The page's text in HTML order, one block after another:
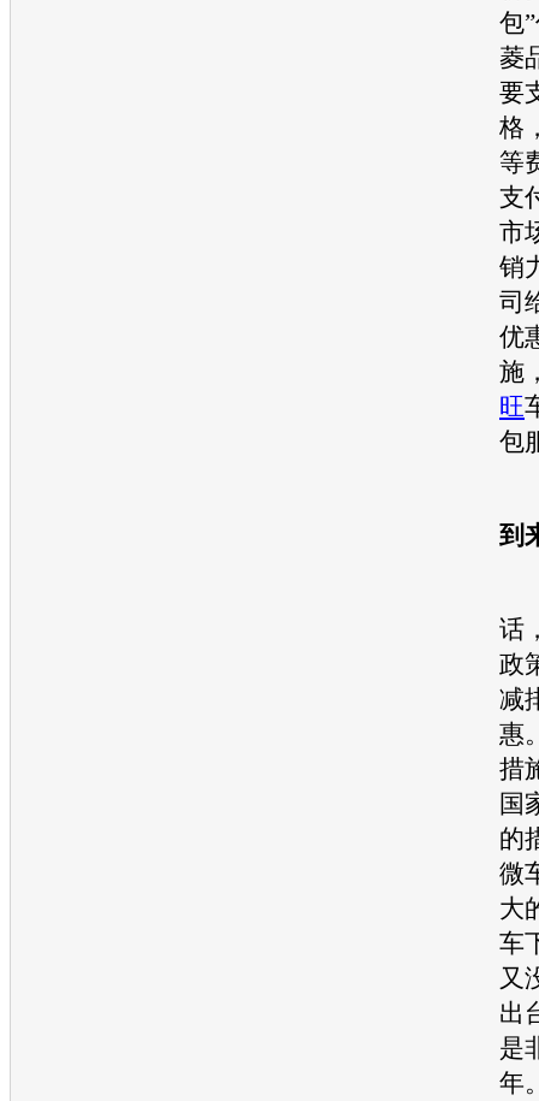
包
菱
要
格
等
支
市
销
司
优
施
旺
包
到
话
政
减
惠
措
国
的
微
大
车
又
出
是
年